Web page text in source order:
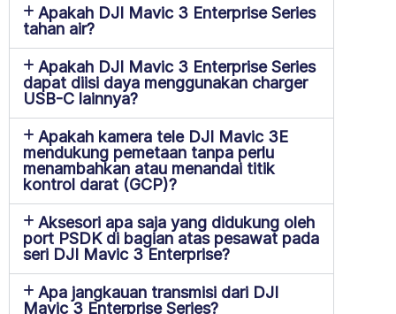
Apakah DJI Mavic 3 Enterprise Series
tahan air?
Apakah DJI Mavic 3 Enterprise Series
dapat diisi daya menggunakan charger
USB-C lainnya?
Apakah kamera tele DJI Mavic 3E
mendukung pemetaan tanpa perlu
menambahkan atau menandai titik
kontrol darat (GCP)?
Aksesori apa saja yang didukung oleh
port PSDK di bagian atas pesawat pada
seri DJI Mavic 3 Enterprise?
Apa jangkauan transmisi dari DJI
Mavic 3 Enterprise Series?